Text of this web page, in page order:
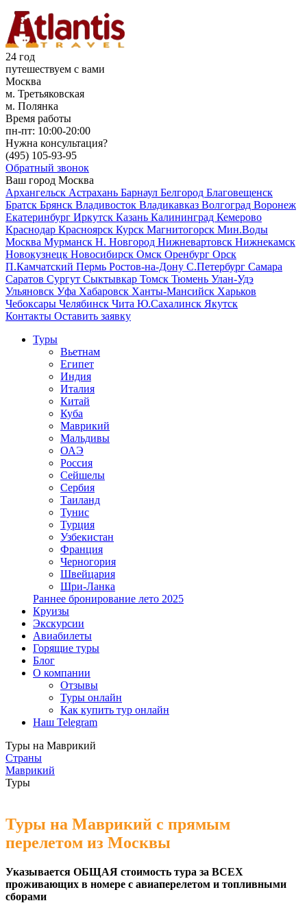
24 год
путешествуем с вами
Москва
м. Третьяковская
м. Полянка
Время работы
пн-пт: 10:00-20:00
Нужна консультация?
(495) 105-93-95
Обратный звонок
Ваш город Москва
Архангельск Астрахань Барнаул Белгород Благовещенск
Братск Брянск Владивосток Владикавказ Волгоград Воронеж
Екатеринбург Иркутск Казань Калининград Кемерово
Краснодар Красноярск Курск Магнитогорск Мин.Воды
Москва Мурманск Н. Новгород Нижневартовск Нижнекамск
Новокузнецк Новосибирск Омск Оренбург Орск
П.Камчатский Пермь Ростов-на-Дону С.Петербург Самара
Саратов Сургут Сыктывкар Томск Тюмень Улан-Удэ
Ульяновск Уфа Хабаровск Ханты-Мансийск Харьков
Чебоксары Челябинск Чита Ю.Сахалинск Якутск
Контакты Оставить заявку
Туры
Вьетнам
Египет
Индия
Италия
Китай
Куба
Маврикий
Мальдивы
ОАЭ
Россия
Сейшелы
Сербия
Таиланд
Тунис
Турция
Узбекистан
Франция
Черногория
Швейцария
Шри-Ланка
Раннее бронирование лето 2025
Круизы
Экскурсии
Авиабилеты
Горящие туры
Блог
О компании
Отзывы
Туры онлайн
Как купить тур онлайн
Наш Telegram
Туры на Маврикий
Страны
Маврикий
Туры
Туры на Маврикий с прямым
перелетом из Москвы
Указывается ОБЩАЯ стоимость тура за ВСЕХ
проживающих в номере с авиаперелетом и топливными
сборами